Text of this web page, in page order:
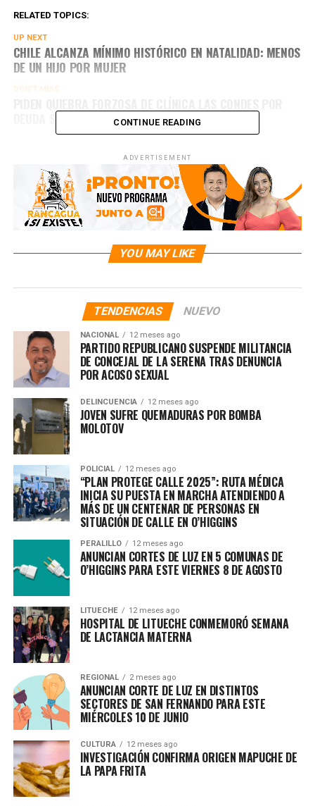
RELATED TOPICS:
UP NEXT
CHILE ALCANZA MÍNIMO HISTÓRICO EN NATALIDAD: MENOS
DE UN HIJO POR MUJER
DON'T MISS
DEUDA SOBRE LOS $100 MILLONES DE PESOS
CONTINUE READING
ADVERTISEMENT
YOU MAY LIKE
TENDENCIAS NUEVO
NACIONAL 12 meses ago
PARTIDO REPUBLICANO SUSPENDE MILITANCIA
DE CONCEJAL DE LA SERENA TRAS DENUNCIA
POR ACOSO SEXUAL
DELINCUENCIA 12 meses ago
JOVEN SUFRE QUEMADURAS POR BOMBA
MOLOTOV
POLICIAL 12 meses ago
“PLAN PROTEGE CALLE 2025”: RUTA MÉDICA
INICIA SU PUESTA EN MARCHA ATENDIENDO A
MÁS DE UN CENTENAR DE PERSONAS EN
SITUACIÓN DE CALLE EN O’HIGGINS
PERALILLO 12 meses ago
ANUNCIAN CORTES DE LUZ EN 5 COMUNAS DE
O’HIGGINS PARA ESTE VIERNES 8 DE AGOSTO
LITUECHE 12 meses ago
HOSPITAL DE LITUECHE CONMEMORÓ SEMANA
DE LACTANCIA MATERNA
REGIONAL 2 meses ago
ANUNCIAN CORTE DE LUZ EN DISTINTOS
SECTORES DE SAN FERNANDO PARA ESTE
MIÉRCOLES 10 DE JUNIO
CULTURA 12 meses ago
INVESTIGACIÓN CONFIRMA ORIGEN MAPUCHE DE
LA PAPA FRITA